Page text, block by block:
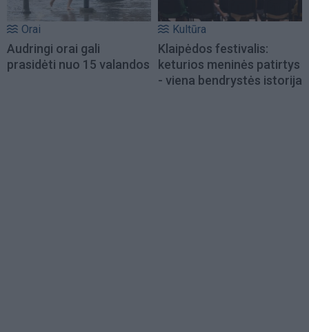
Orai
Audringi orai gali
prasidėti nuo 15 valandos
Kultūra
Klaipėdos festivalis:
keturios meninės patirtys
- viena bendrystės istorija